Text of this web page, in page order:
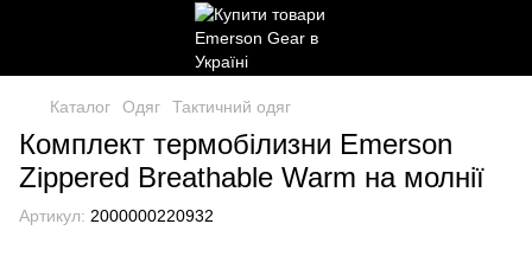
Каталог Одяг Тактичний одяг
Комплект термобілизни Emerson
Zippered Breathable Warm на молнії
Артикул: 2000000220932